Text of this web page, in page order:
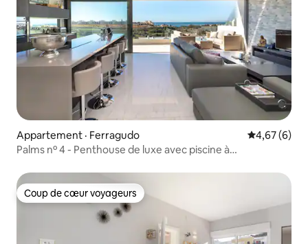
Appartement · Ferragudo Note
4,67 (6)
Palms nº 4 - Penthouse de luxe avec piscine à
Coup de cœur voyageurs
Coup de cœur voyageurs